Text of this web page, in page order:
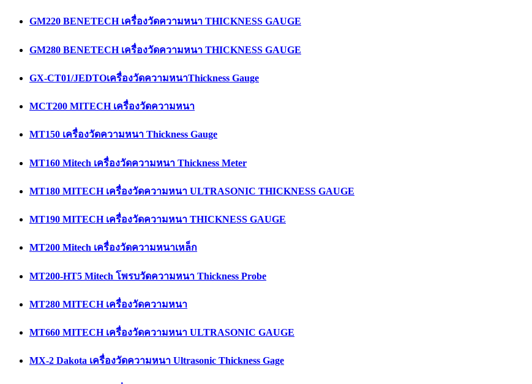
GM220 BENETECH เครื่องวัดความหนา THICKNESS GAUGE
GM280 BENETECH เครื่องวัดความหนา THICKNESS GAUGE
GX-CT01/JEDTOเครื่องวัดความหนาThickness Gauge
MCT200 MITECH เครื่องวัดความหนา
MT150 เครื่องวัดความหนา Thickness Gauge
MT160 Mitech เครื่องวัดความหนา Thickness Meter
MT180 MITECH เครื่องวัดความหนา ULTRASONIC THICKNESS GAUGE
MT190 MITECH เครื่องวัดความหนา THICKNESS GAUGE
MT200 Mitech เครื่องวัดความหนาเหล็ก
MT200-HT5 Mitech โพรบวัดความหนา Thickness Probe
MT280 MITECH เครื่องวัดความหนา
MT660 MITECH เครื่องวัดความหนา ULTRASONIC GAUGE
MX-2 Dakota เครื่องวัดความหนา Ultrasonic Thickness Gage